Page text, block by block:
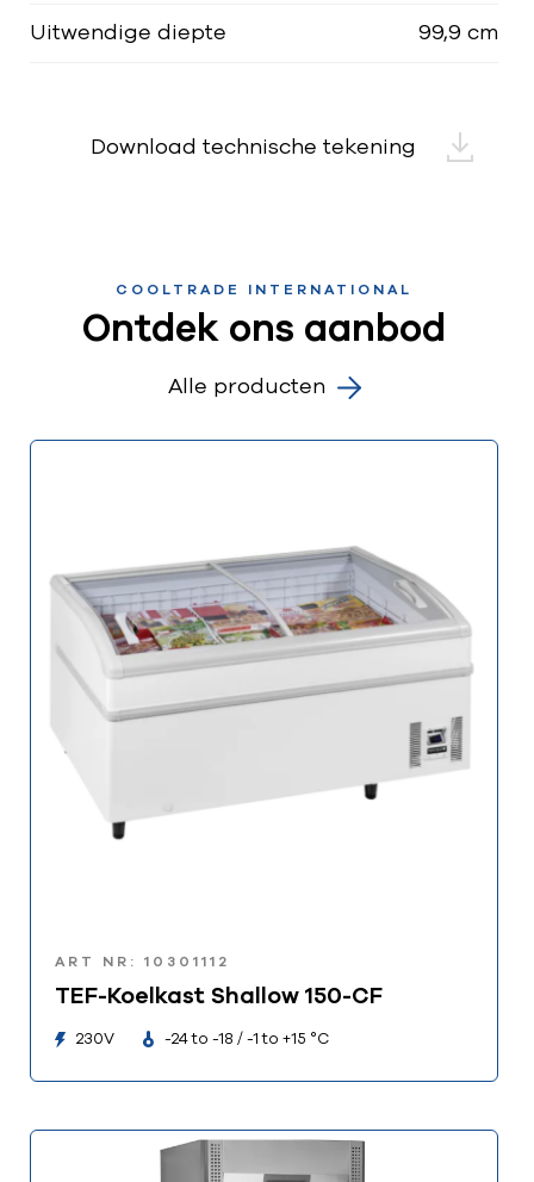
Uitwendige diepte 99,9 cm
Download technische tekening
COOLTRADE INTERNATIONAL
Ontdek ons aanbod
Alle producten
ART NR: 10301112
TEF-Koelkast Shallow 150-CF
230V -24 to -18 / -1 to +15 °C